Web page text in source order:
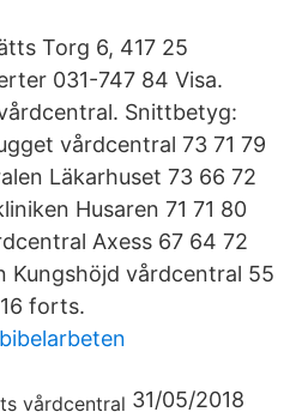
Torg 6, 417 25
031-747 84 Visa.
Snittbetyg:
vårdcentral 73 71 79
Läkarhuset 73 66 72
Husaren 71 71 80
Axess 67 64 72
Kungshöjd vårdcentral 55
forts.
31/05/2018